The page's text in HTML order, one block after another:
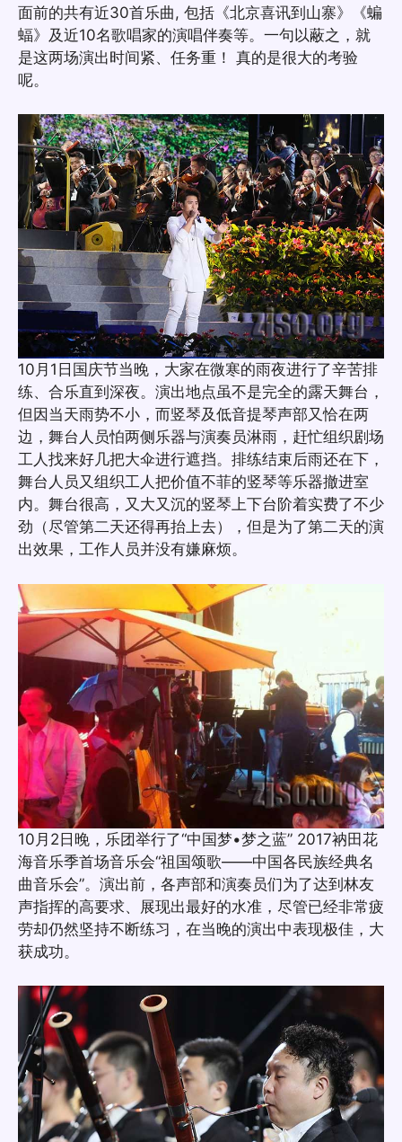
面前的共有近30首乐曲, 包括《北京喜讯到山寨》《蝙
蝠》及近10名歌唱家的演唱伴奏等。一句以蔽之，就
是这两场演出时间紧、任务重！ 真的是很大的考验
呢。
10月1日国庆节当晚，大家在微寒的雨夜进行了辛苦排
练、合乐直到深夜。演出地点虽不是完全的露天舞台，
但因当天雨势不小，而竖琴及低音提琴声部又恰在两
边，舞台人员怕两侧乐器与演奏员淋雨，赶忙组织剧场
工人找来好几把大伞进行遮挡。排练结束后雨还在下，
舞台人员又组织工人把价值不菲的竖琴等乐器撤进室
内。舞台很高，又大又沉的竖琴上下台阶着实费了不少
劲（尽管第二天还得再抬上去），但是为了第二天的演
出效果，工作人员并没有嫌麻烦。
10月2日晚，乐团举行了“中国梦•梦之蓝” 2017衲田花
海音乐季首场音乐会“祖国颂歌——中国各民族经典名
曲音乐会”。演出前，各声部和演奏员们为了达到林友
声指挥的高要求、展现出最好的水准，尽管已经非常疲
劳却仍然坚持不断练习，在当晚的演出中表现极佳，大
获成功。